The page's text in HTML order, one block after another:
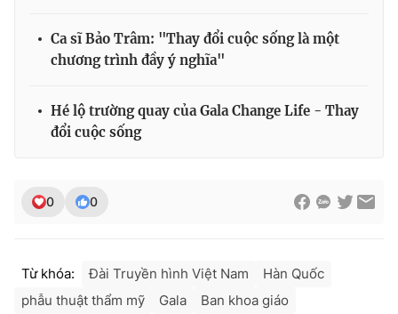
Ca sĩ Bảo Trâm: "Thay đổi cuộc sống là một
chương trình đầy ý nghĩa"
Hé lộ trường quay của Gala Change Life - Thay
đổi cuộc sống
0 0
Từ khóa: Đài Truyền hình Việt Nam
Hàn Quốc
phẫu thuật thẩm mỹ
Gala
Ban khoa giáo